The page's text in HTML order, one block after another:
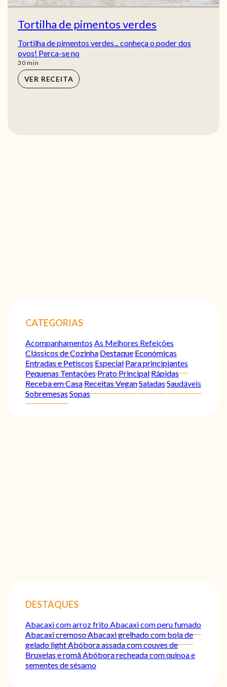
Tortilha de pimentos verdes
Tortilha de pimentos verdes... conheça o poder dos
ovos! Perca-se no
30min
min
VER RECEITA
CATEGORIAS
Acompanhamentos As Melhores Refeições
Clássicos de CozinhaDestaqueEconómicas
Entradas e PetiscosEspecialPara principiantes
Pequenas TentaçõesPrato PrincipalRápidas
Receba em CasaReceitas VeganSaladasSaudáveis
SobremesasSopas
DESTAQUES
Abacaxi com arroz fritoAbacaxi com peru fumado
Abacaxi cremosoAbacaxi grelhado com bola de
gelado lightAbóbora assada com couves de
Bruxelas e romãAbóbora recheada com quinoa e
sementes de sésamo